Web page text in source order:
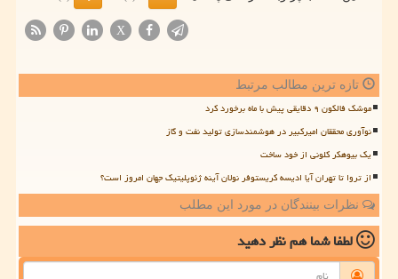
X
تازه ترین مطالب مرتبط
موشک فالکون ۹ دقایقی پیش با ماه برخورد کرد
نوآوری محققان امیرکبیر در هوشمندسازی تولید نفت و گاز
یک بیوهکر کلونی از خود ساخت
از تروا تا تهران آیا ادیسه کریستوفر نولان آینه ژئوپلیتیک جهان امروز است؟
نظرات بینندگان در مورد این مطلب
لطفا شما همنظر دهید